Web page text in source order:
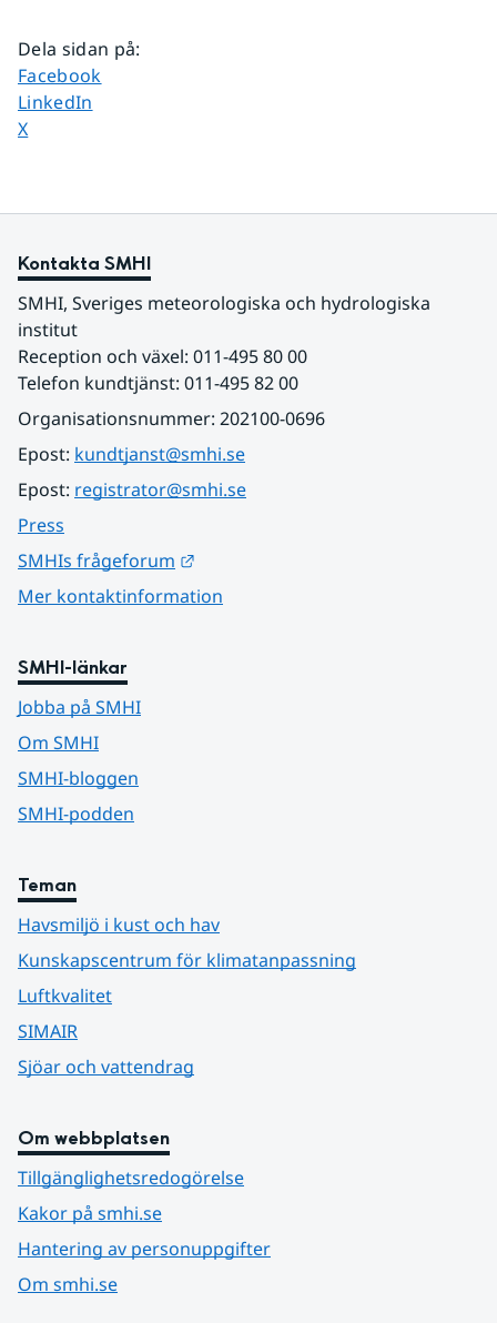
Dela sidan på:
Dela sidan på
Facebook
Dela sidan på
LinkedIn
Dela sidan på
X
Kontakta SMHI
SMHI, Sveriges meteorologiska och hydrologiska
institut
Reception och växel: 011-495 80 00
Telefon kundtjänst: 011-495 82 00
Organisationsnummer: 202100-0696
Epost: kundtjanst@smhi.se
Epost: registrator@smhi.se
Press
SMHIs frågeforum
Mer kontaktinformation
SMHI-länkar
Jobba på SMHI
Om SMHI
SMHI-bloggen
SMHI-podden
Teman
Havsmiljö i kust och hav
Kunskapscentrum för klimatanpassning
Luftkvalitet
SIMAIR
Sjöar och vattendrag
Om webbplatsen
Tillgänglighetsredogörelse
Kakor på smhi.se
Hantering av personuppgifter
Om smhi.se